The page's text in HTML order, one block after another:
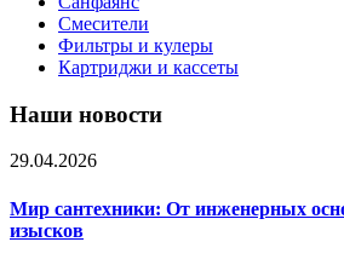
Смесители
Фильтры и кулеры
Картриджи и кассеты
Наши новости
29.04.2026
Мир сантехники: От инженерных
изысков